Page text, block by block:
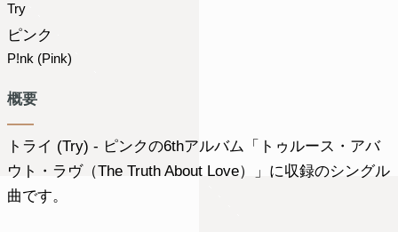
Try
ピンク
P!nk (Pink)
概要
トライ (Try) - ピンクの6thアルバム「トゥルース・アバ
ウト・ラヴ（The Truth About Love）」に収録のシングル
曲です。